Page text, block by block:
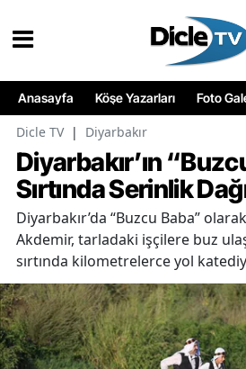
Anasayfa Köşe Yazarları Foto
Dicle TV | Diyarbakır
Diyarbakır’ın
Sırtında Serinlik
Diyarbakır’da “Buzcu Baba”
Akdemir, tarladaki işçilere buz
sırtında kilometrelerce yol